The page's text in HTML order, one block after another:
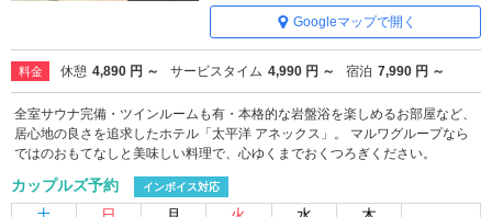
Googleマップで開く
料金 休憩 4,890 円 ～ サービスタイム 4,990 円 ～ 宿泊 7,990 円 ～
全室サウナ完備・ツインルームも有・本格的な岩盤浴を楽しめるお部屋など、
居心地の良さを追求したホテル「太平洋 アネックス」。 マルワグループなら
ではのおもてなしと美味しい料理で、心ゆくまでおくつろぎください。
カップルズ予約 インボイス対応